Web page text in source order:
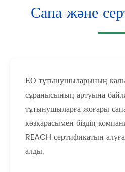
Сапа және
ЕО тұтынушыларының
сұранысының артуына
тұтынушыларға жоғары
көзқарасымен біздің
REACH сертификатын
алды.